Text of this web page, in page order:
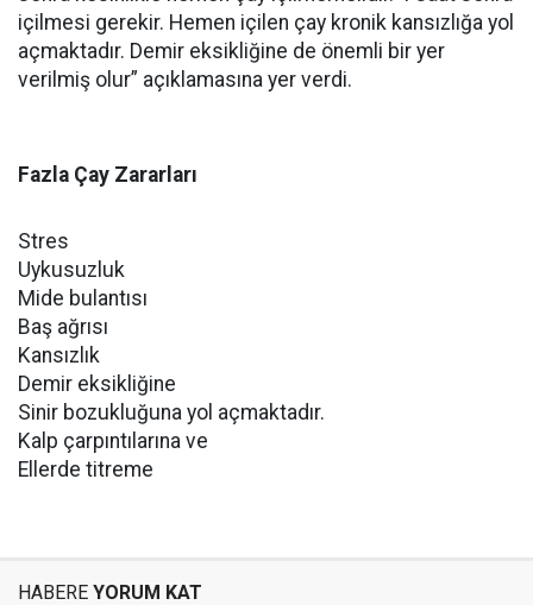
içilmesi gerekir. Hemen içilen çay kronik kansızlığa yol
açmaktadır. Demir eksikliğine de önemli bir yer
verilmiş olur” açıklamasına yer verdi.
Fazla Çay Zararları
Stres
Uykusuzluk
Mide bulantısı
Baş ağrısı
Kansızlık
Demir eksikliğine
Sinir bozukluğuna yol açmaktadır.
Kalp çarpıntılarına ve
Ellerde titreme
HABERE YORUM KAT